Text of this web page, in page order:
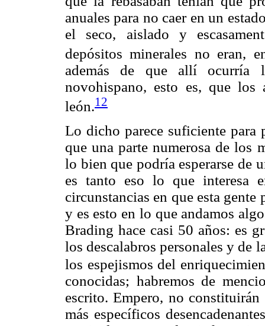
anuales para no caer en un
el seco, aislado y
depósitos minerales no eran,
además de que allí ocurría
novohispano, esto es, que los
león.12
Lo dicho parece suficiente
que una parte numerosa de los
lo bien que podría esperarse de
es tanto eso lo que interesa
circunstancias en que esta
y es esto en lo que andamos
Brading hace casi 50 años: es
los descalabros personales y de
los espejismos del
conocidas; habremos de
escrito. Empero, no
más específicos